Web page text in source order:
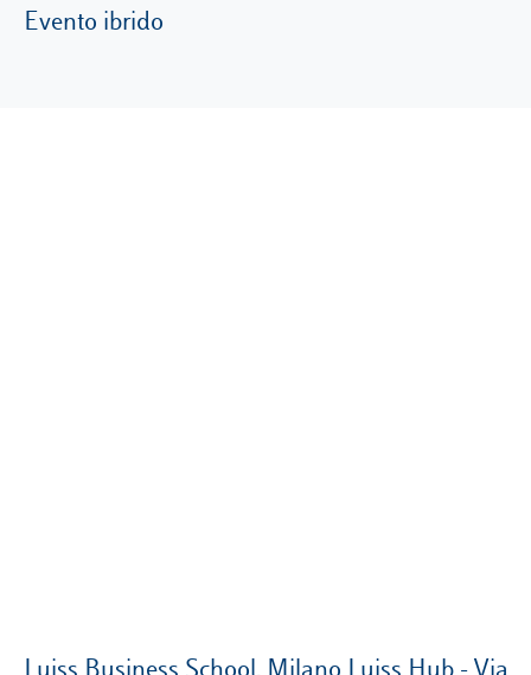
News & Eventi
Evento ibrido
Luiss Business School, Milano Luiss Hub - Via